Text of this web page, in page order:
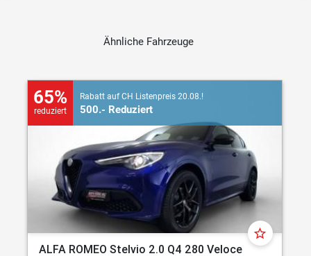
Ähnliche Fahrzeuge
65%
reduziert
Rabatt auf CH Listenpreis 20.08.!
500.- Reduziert
star_border
ALFA ROMEO Stelvio 2.0 Q4 280 Veloce